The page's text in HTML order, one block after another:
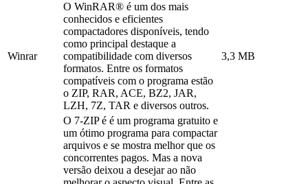
Winrar
O WinRAR® é um dos mais
conhecidos e eficientes
compactadores disponíveis, tendo
como principal destaque a
compatibilidade com diversos
formatos. Entre os formatos
compatíveis com o programa estão
o ZIP, RAR, ACE, BZ2, JAR,
LZH, 7Z, TAR e diversos outros.
3,3 MB
O 7-ZIP é é um programa gratuito e
um ótimo programa para compactar
arquivos e se mostra melhor que os
concorrentes pagos. Mas a nova
versão deixou a desejar ao não